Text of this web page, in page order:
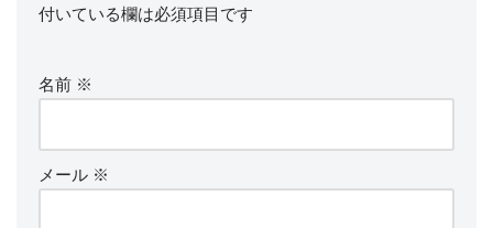
付いている欄は必須項目です
名前 ※
メール ※